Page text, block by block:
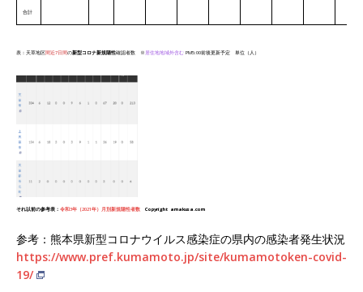
合計
表：天草地区間近7日間の新型コロナ新規陽性確認者数 ※ 居住地地域外含む PM5:00前後更新予定 単位（人）
それ以前の参考表： 令和3年（2021年）月別新規陽性者数 Copyright amakusa.com
参考：熊本県新型コロナウイルス感染症の県内の感染者発生状況
https://www.pref.kumamoto.jp/site/kumamotoken-covid-
19/